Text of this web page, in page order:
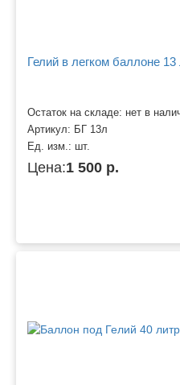
Гелий в легком баллоне
Остаток на складе: нет в
Артикул: БГ 13л
Ед. изм.: шт.
Цена:1 500 р.